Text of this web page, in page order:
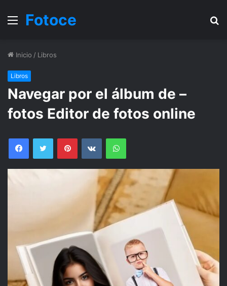
Menu
Fotoce
Inicio / Libros
Libros
Navegar por el álbum de –
fotos Editor de fotos online
FacebookTwitter PinterestVKontakteWhatsApp